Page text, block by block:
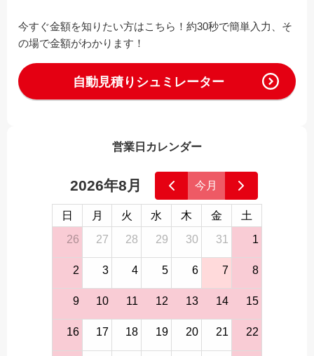
今すぐ金額を知りたい方はこちら！約30秒で簡単入力、そ
の場で金額がわかります！
自動見積りシュミレーター
営業日カレンダー
2026年8月 今月
日 月 火 水 木 金
土
26
27 28 29 30 31 1
2 3 4 5 6 7 8
9 10 11 12 13 14 15
16 17 18 19 20 21 22